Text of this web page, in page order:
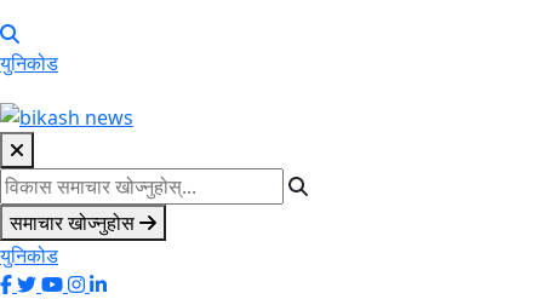
युनिकोड
समाचार खोज्नुहोस
युनिकोड